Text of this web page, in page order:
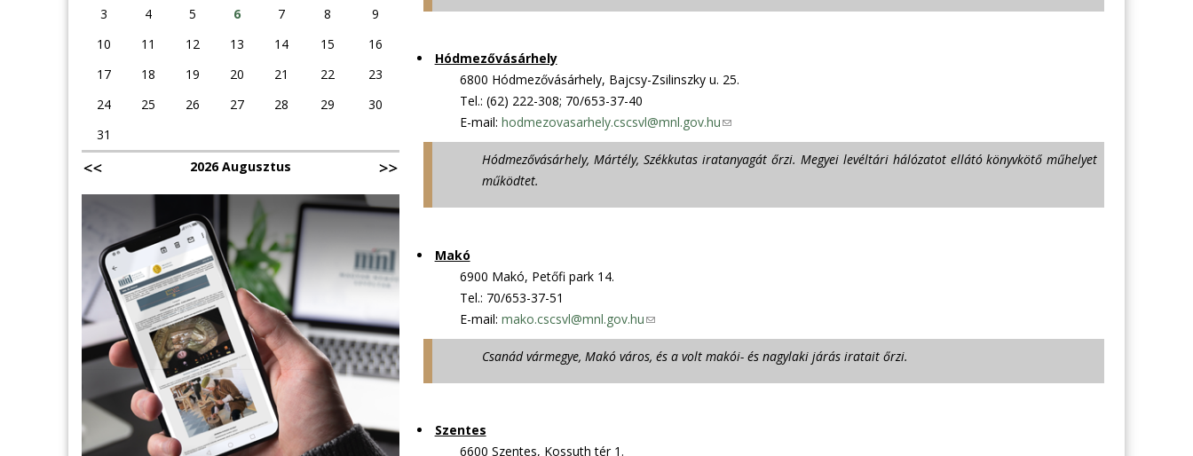
n
e
d
s
e
Hódmezővásárhely
6800 Hódmezővásárhely, Bajcsy-Zsilinszky u. 25.
Tel.: (62) 222-308; 70/653-37-40
E-mail: hodmezovasarhely.cscsvl@mnl.gov.hu(
l
i
k
e
-
Hódmezővásárhely, Mártély, Székkutas iratanyagát őrzi. Megyei levéltári hálózatot ellátó könyvkötő műhelyet
működtet.
Makó
6900 Makó, Petőfi park 14.
Tel.: 70/653-37-51
E-mail: mako.cscsvl@mnl.gov.hu(
l
i
n
Csanád vármegye, Makó város, és a volt makói- és nagylaki járás iratait őrzi.
Szentes
6600 Szentes, Kossuth tér 1.
3
4 5 6 7 8
9
10
11 12 13 14 15
16
17
18 19 20 21 22
23
24
25 26 27 28 29
30
31
2026 Augusztus